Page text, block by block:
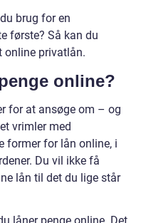
brug for en
første? Så kan du
online privatlån.
online?
for at ansøge om – og
vrimler med
former for lån online, i
Du vil ikke få
lån til det du lige står